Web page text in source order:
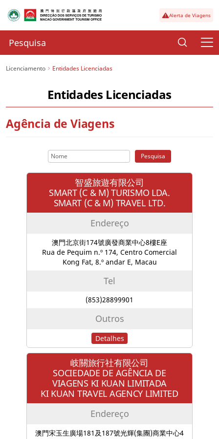
Alerta de Viagens
Licenciamento Entidades Licenciadas
Entidades Licenciadas
Agência de Viagens
Pesquisa
智盛旅遊有限公司
SMART (C & M) TURISMO LDA.
SMART (C & M) TRAVEL LTD.
Endereço
澳門北京街174號廣發商業中心8樓E座
Rua de Pequim n.º 174, Centro Comercial
Kong Fat, 8.º andar E, Macau
Tel
(853)28899901
Outros
Detalhes
岐關旅行社有限公司
SOCIEDADE DE AGÊNCIA DE
VIAGENS KI KUAN LIMITADA
KI KUAN TRAVEL AGENCY LIMITED
Endereço
澳門宋玉生廣場181及187號光輝(集團)商業中心4